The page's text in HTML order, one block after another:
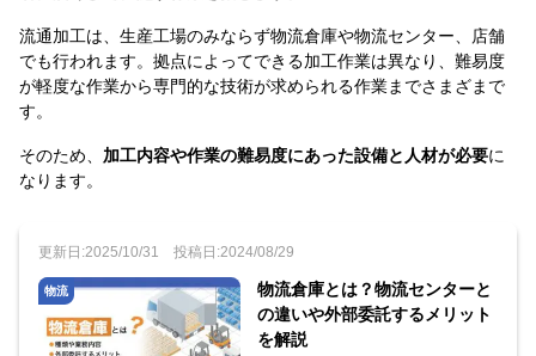
流通加工は、生産工場のみならず物流倉庫や物流センター、店舗
でも行われます。拠点によってできる加工作業は異なり、難易度
が軽度な作業から専門的な技術が求められる作業までさまざまで
す。
そのため、 加工内容や作業の難易度にあった設備と人材が必要に
なります。
更新日:2025/10/31 投稿日:2024/08/29
物流
物流倉庫とは？物流センターと
の違いや外部委託するメリット
を解説